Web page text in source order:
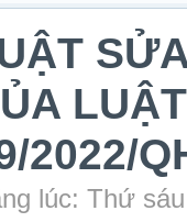
2022/
lúc: Thứ